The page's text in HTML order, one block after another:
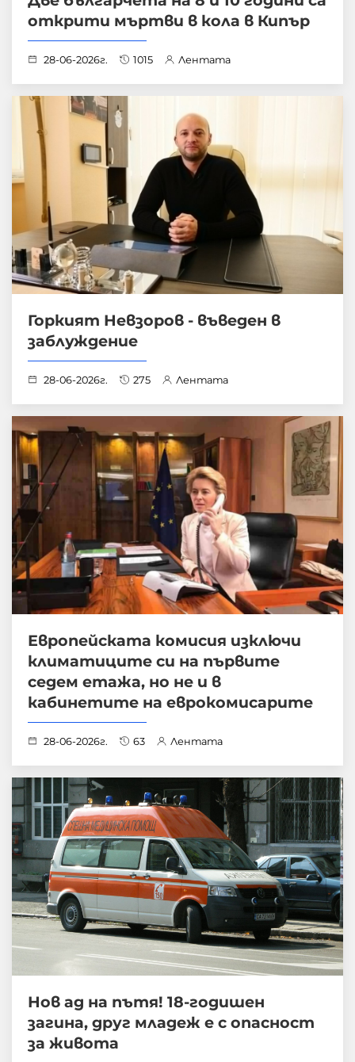
открити мъртви в кола в Кипър
28-06-2026г. 1015 Лентата
Горкият Невзоров - въведен в
заблуждение
28-06-2026г. 275 Лентата
Европейската комисия изключи
климатиците си на първите
седем етажа, но не и в
кабинетите на еврокомисарите
28-06-2026г. 63 Лентата
Нов ад на пътя! 18-годишен
загина, друг младеж е с опасност
за живота